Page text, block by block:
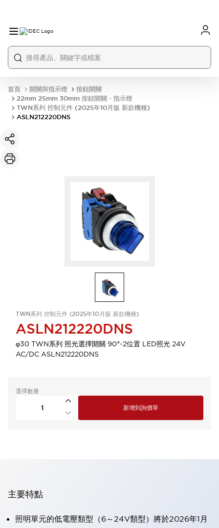
首頁 開關與指示燈
按鈕開關
22mm 25mm 30mm 按鈕開關・指示燈
TWN系列 控制元件 (2025年10月版 新款機種)
ASLN212220DNS
TWN系列 控制元件 (2025年10月版 新款機種)
ASLN212220DNS
φ30 TWN系列 照光選擇開關 90°-2位置 LED照光 24V
AC/DC ASLN212220DNS
選擇數量
新增到詢價單
主要特點
照明單元的低電壓類型（6～24V類型）將於2026年1月